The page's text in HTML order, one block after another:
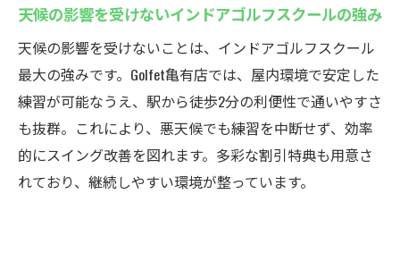
天候の影響を受けないインドアゴルフスクールの強み
天候の影響を受けないことは、インドアゴルフスクール
最大の強みです。Golfet亀有店では、屋内環境で安定した
練習が可能なうえ、駅から徒歩2分の利便性で通いやすさ
も抜群。これにより、悪天候でも練習を中断せず、効率
的にスイング改善を図れます。多彩な割引特典も用意さ
れており、継続しやすい環境が整っています。